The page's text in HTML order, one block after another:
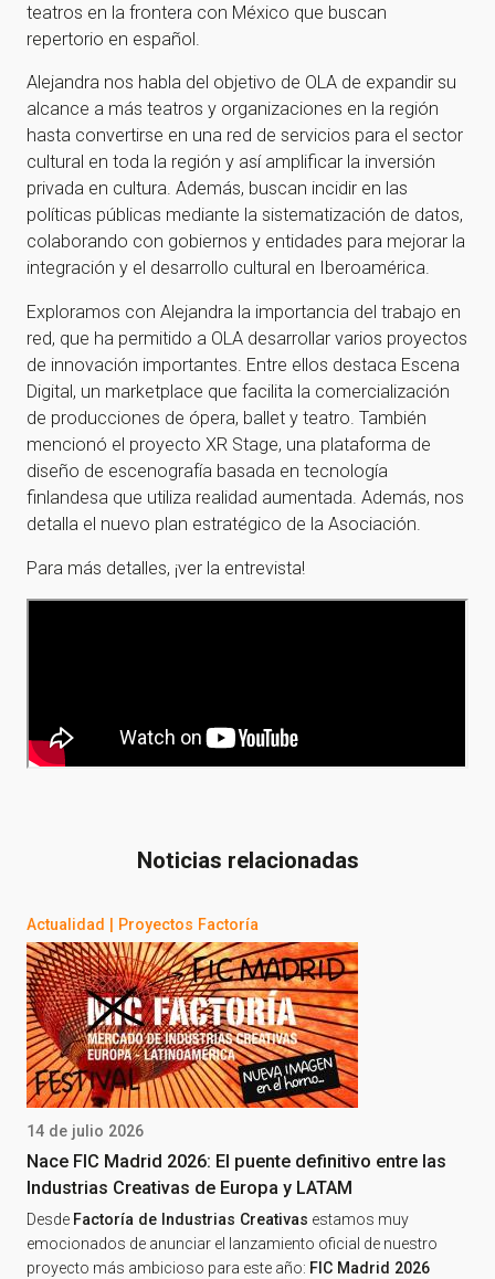
¡Gracias por suscribirte a
nuestra newsletter!
¡Gracias por suscribirte a nuestra newsletter!
Ir a la home
teatros en la frontera con México que buscan
repertorio en español.
Alejandra nos habla del objetivo de OLA de expandir su
alcance a más teatros y organizaciones en la región
hasta convertirse en una red de servicios para el sector
cultural en toda la región y así amplificar la inversión
privada en cultura. Además, buscan incidir en las
políticas públicas mediante la sistematización de datos,
colaborando con gobiernos y entidades para mejorar la
integración y el desarrollo cultural en Iberoamérica.
Exploramos con Alejandra la importancia del trabajo en
red, que ha permitido a OLA desarrollar varios proyectos
de innovación importantes. Entre ellos destaca Escena
Digital, un marketplace que facilita la comercialización
de producciones de ópera, ballet y teatro. También
mencionó el proyecto XR Stage, una plataforma de
diseño de escenografía basada en tecnología
finlandesa que utiliza realidad aumentada. Además, nos
detalla el nuevo plan estratégico de la Asociación.
Para más detalles, ¡ver la entrevista!
Noticias relacionadas
Actualidad Proyectos Factoría
14 de julio 2026
Nace FIC Madrid 2026: El puente definitivo entre las
Industrias Creativas de Europa y LATAM
Desde Factoría de Industrias Creativas estamos muy
emocionados de anunciar el lanzamiento oficial de nuestro
proyecto más ambicioso para este año: FIC Madrid 2026